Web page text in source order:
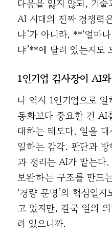
다움을 잃지 않되, 기
AI 시대의 진짜 경쟁력
냐’가 아니라, **‘얼마
냐’**에 달려 있는지도
1인기업 김사장이 AI
나 역시 1인기업으로
동화보다 중요한 건 AI
대하는 태도다. 일을
일하는 감각. 판단과
과 정리는 AI가 맡는다
보완하는 구조를 만드
‘경량 문명’의 핵심일
고 있지만, 결국 일의
려 있으니까.